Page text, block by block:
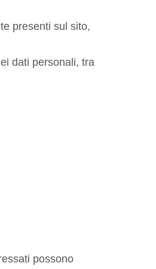
presenti sul sito,
dati personali, tra
possono